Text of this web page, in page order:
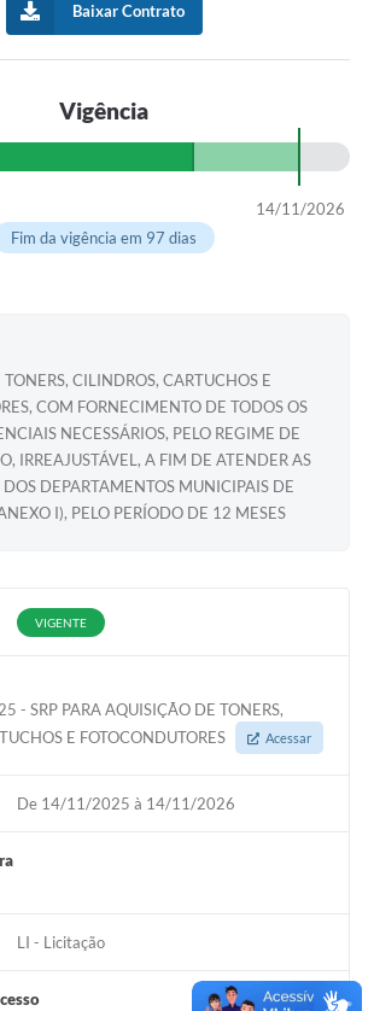
Baixar Contrato
Vigência
14/11/2026
Fim da vigência em 97 dias
CILINDROS, CARTUCHOS E
COM FORNECIMENTO DE TODOS OS
NECESSÁRIOS, PELO REGIME DE
IRREAJUSTÁVEL, A FIM DE ATENDER AS
DEPARTAMENTOS MUNICIPAIS DE
I), PELO PERÍODO DE 12 MESES
VIGENTE
- SRP PARA AQUISIÇÃO DE TONERS,
E FOTOCONDUTORES
Acessar
De 14/11/2025 à 14/11/2026
LI - Licitação